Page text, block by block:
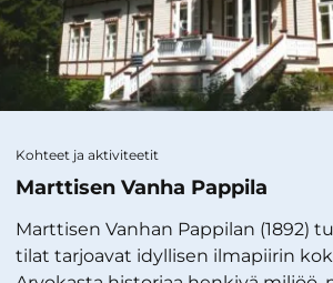
Kohteet ja aktiviteetit
Marttisen Vanha Pappila
Marttisen Vanhan Pappilan (1892)
tilat tarjoavat idyllisen ilmapiirin